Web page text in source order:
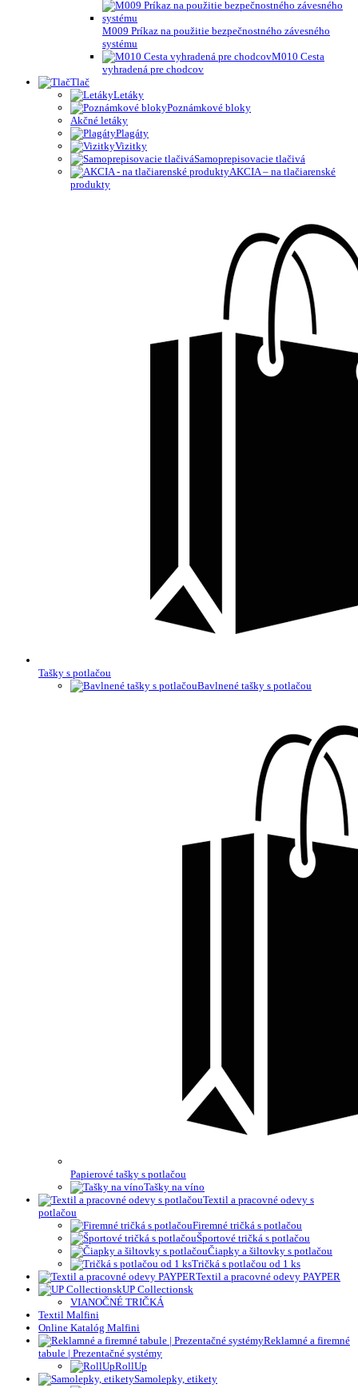
M009 Príkaz na použitie bezpečnostného závesného
systému
M010 Cesta
vyhradená pre chodcov
Tlač
Letáky
Poznámkové bloky
Akčné letáky
Plagáty
Vizitky
Samoprepisovacie tlačivá
AKCIA – na tlačiarenské
produkty
Tašky s potlačou
Bavlnené tašky s potlačou
Papierové tašky s potlačou
Tašky na víno
Textil a pracovné odevy s
potlačou
Firemné tričká s potlačou
Športové tričká s potlačou
Čiapky a šiltovky s potlačou
Tričká s potlačou od 1 ks
Textil a pracovné odevy PAYPER
UP Collectionsk
VIANOČNÉ TRIČKÁ
Textil Malfini
Online Katalóg Malfini
Reklamné a firemné
tabule | Prezentačné systémy
RollUp
Samolepky, etikety